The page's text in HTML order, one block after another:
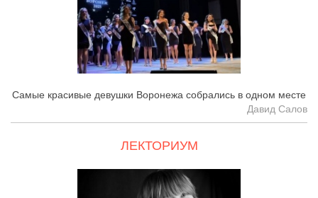
Самые красивые девушки Воронежа собрались в одном месте
Давид Салов
ЛЕКТОРИУМ